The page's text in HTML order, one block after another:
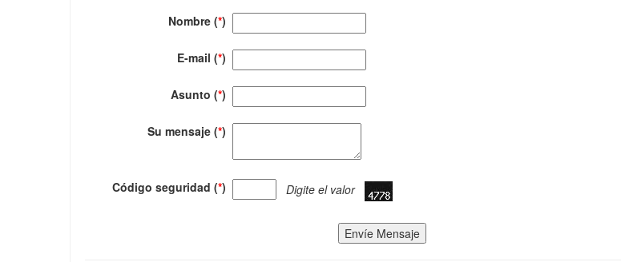
Nombre (*)
E-mail (*)
Asunto (*)
Su mensaje (*)
Código seguridad (*) Digite el valor
Envíe Mensaje